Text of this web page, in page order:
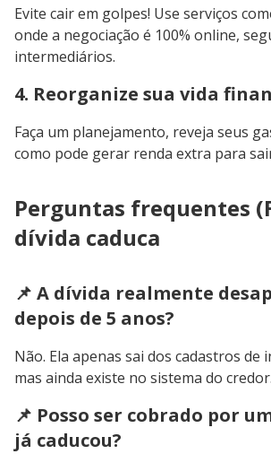
Evite cair em golpes! Use serviços
onde a negociação é 100% online,
intermediários.
4. Reorganize sua vida
Faça um planejamento, reveja seus
como pode gerar renda extra para
Perguntas frequentes
dívida caduca
📌 A dívida realmente
depois de 5 anos?
Não. Ela apenas sai dos cadastros de
mas ainda existe no sistema do credor.
📌 Posso ser cobrado por
já caducou?